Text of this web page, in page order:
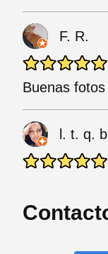
F. R.
Buenas fotos
l. t. q.